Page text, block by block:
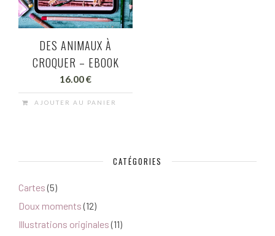
DES ANIMAUX À
CROQUER – EBOOK
16.00€
AJOUTER AU PANIER
CATÉGORIES
Cartes (5)
Doux moments (12)
Illustrations originales (11)